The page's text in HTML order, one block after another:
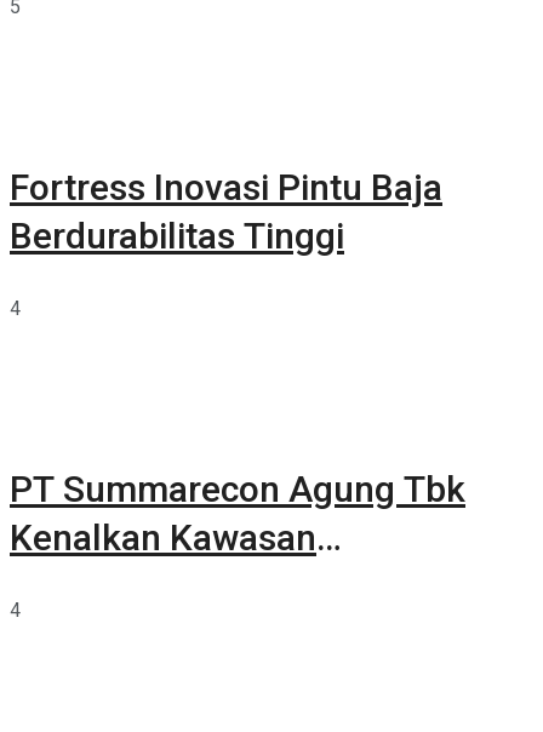
5
Fortress Inovasi Pintu Baja
Berdurabilitas Tinggi
4
PT Summarecon Agung Tbk
Kenalkan Kawasan
4